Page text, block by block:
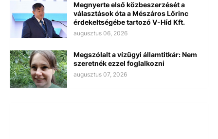
Megnyerte első közbeszerzését a
választások óta a Mészáros Lőrinc
érdekeltségébe tartozó V-Híd Kft.
augusztus 06, 2026
Megszólalt a vízügyi államtitkár: Nem
szeretnék ezzel foglalkozni
augusztus 07, 2026